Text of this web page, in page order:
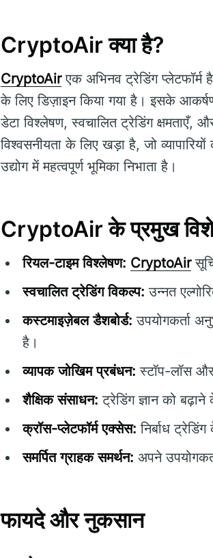
CryptoAir क्या है?
CryptoAirएक अभिनव ट्रेडिंग प्लेटफॉर्म
के लिए डिज़ाइन किया गया है। इसके
डेटा विश्लेषण, स्वचालित ट्रेडिंग क्षमताएँ,
विश्वसनीयता के लिए खड़ा है, जो
उद्योग में महत्वपूर्ण भूमिका निभाता है।
CryptoAir के प्रमुख
रियल-टाइम विश्लेषण: CryptoAir
स्वचालित ट्रेडिंग विकल्प: उन्नत
कस्टमाइज़ेबल डैशबोर्ड: उपयोगकर्ता
है।
व्यापक जोखिम प्रबंधन: स्टॉप-लॉस और
शैक्षिक संसाधन: ट्रेडिंग ज्ञान को
क्रॉस-प्लेटफॉर्म एक्सेस: निर्बाध
समर्पित ग्राहक समर्थन: अपने
फायदे और नुकसान